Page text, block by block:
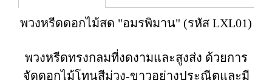
พวงหรีดดอกไม้สด "อมรพิมาน" (รหัส LXL01)
พวงหรีดทรงกลมที่งดงามและสูงส่ง ด้วยการ
จัดดอกไม้โทนสีม่วง-ขาวอย่างประณีตและมี